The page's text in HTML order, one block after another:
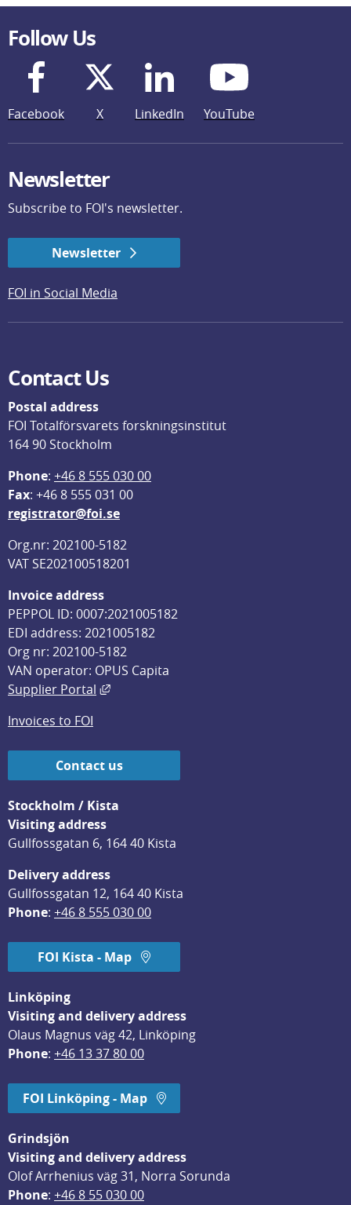
Follow Us
Facebook X LinkedIn YouTube
Newsletter
Subscribe to FOI's newsletter.
Newsletter
FOI in Social Media
Contact Us
Postal address
FOI Totalförsvarets forskningsinstitut
164 90 Stockholm
Phone: +46 8 555 030 00
Fax: +46 8 555 031 00
registrator@foi.se
Org.nr: 202100-5182
VAT SE202100518201
Invoice address
PEPPOL ID: 0007:2021005182
EDI address: 2021005182
Org nr: 202100-5182
VAN operator: OPUS Capita
Supplier Portal
External link, opens in new window.
Invoices to FOI
Contact us
Stockholm / Kista
Visiting address
Gullfossgatan 6, 164 40 Kista
Delivery address
Gullfossgatan 12, 164 40 Kista
Phone: +46 8 555 030 00
FOI Kista - Map
Linköping
Visiting and delivery address
Olaus Magnus väg 42, Linköping
Phone: +46 13 37 80 00
FOI Linköping - Map
Grindsjön
Visiting and delivery address
Olof Arrhenius väg 31, Norra Sorunda
Phone: +46 8 55 030 00